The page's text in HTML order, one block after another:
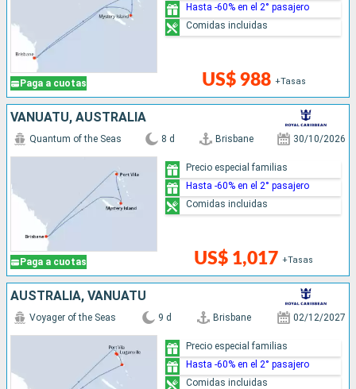
Paga a cuotas US$ 988 +Tasas
Hasta -60% en el 2° pasajero
Comidas incluidas
VANUATU, AUSTRALIA
Paga a cuotas
Quantum of the Seas 8 d Brisbane 30/10/2026
US$ 1,017 +Tasas
Precio especial familias
Hasta -60% en el 2° pasajero
Comidas incluidas
AUSTRALIA, VANUATU
Voyager of the Seas 9 d Brisbane 02/12/2027
Precio especial familias
Hasta -60% en el 2° pasajero
Comidas incluidas